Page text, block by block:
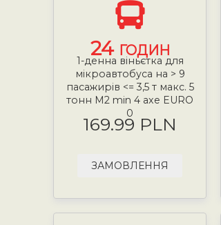
24 ГОДИН
1-денна віньєтка для
мікроавтобуса на > 9
пасажирів <= 3,5 т макс. 5
тонн М2 min 4 axe EURO
0
169.99 PLN
ЗАМОВЛЕННЯ